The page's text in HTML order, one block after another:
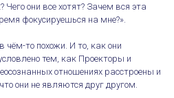
Чего они все хотят? Зачем вся эта
фокусируешься на мне?».
то похожи. И то, как они
тем, как Проекторы и
отношениях расстроены и
они не являются друг другом.